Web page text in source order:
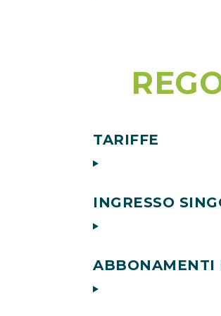
TARIFFE
INGRESSO
ABBONAMENTI